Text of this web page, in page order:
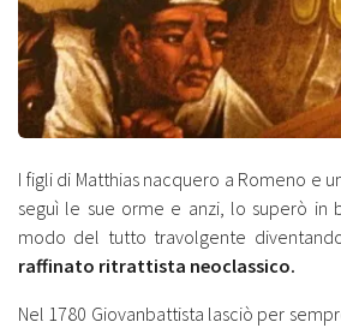
I figli di Matthias nacquero a Romeno e
seguì le sue orme e anzi, lo superò in
modo del tutto travolgente
raffinato ritrattista neoclassico.
Nel 1780 Giovanbattista lasciò per